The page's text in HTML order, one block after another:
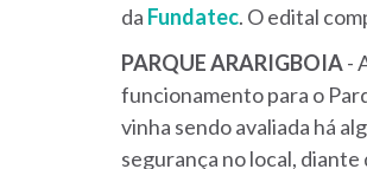
da Fundatec. O edital
PARQUEARARIGBOIA-
funcionamento para o
vinha sendo avaliada há
segurança no local,